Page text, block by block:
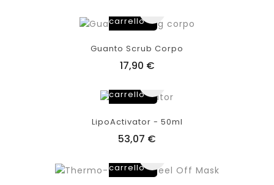
carrello
Guanto Scrub Corpo
17,90 €
Aggiungi
carrello
LipoActivator - 50ml
53,07 €
Aggiungi
carrello